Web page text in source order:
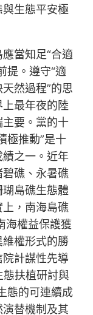
生態平安極
當知足“合適
提。遵守“適
然過程”的思
最年夜的陸
要。黨的十
極推動”是十
之一。近年
礁、永暑礁
島礁生態體
，南海島礁
海權益保護獲
權形式的勝
計謀性先導
態扶植研討與
態的可連續成
替機制及其